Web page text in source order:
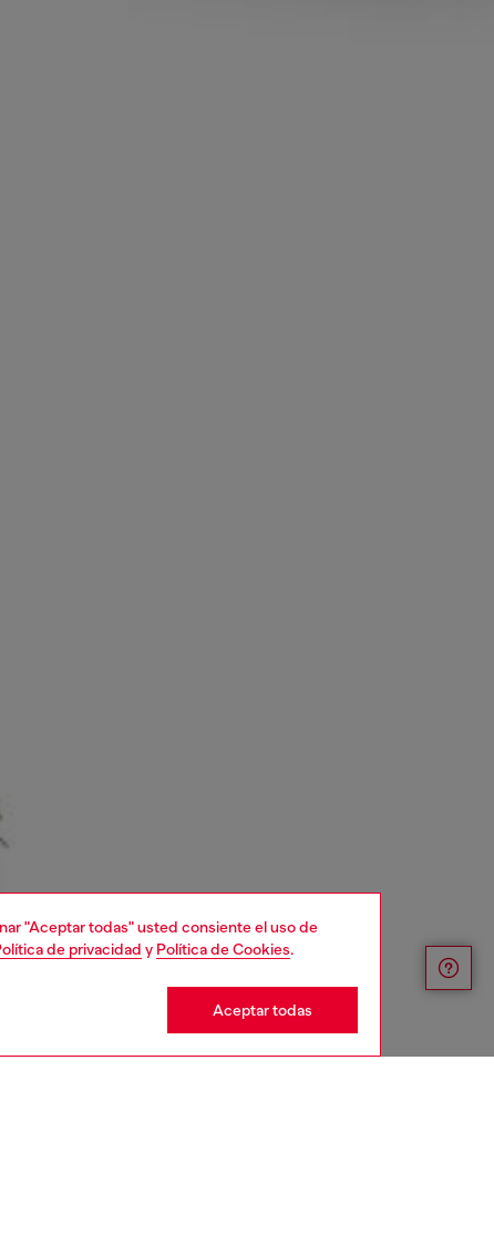
"Aceptar todas" usted consiente el uso de
de privacidad y Política de Cookies.
Aceptar todas